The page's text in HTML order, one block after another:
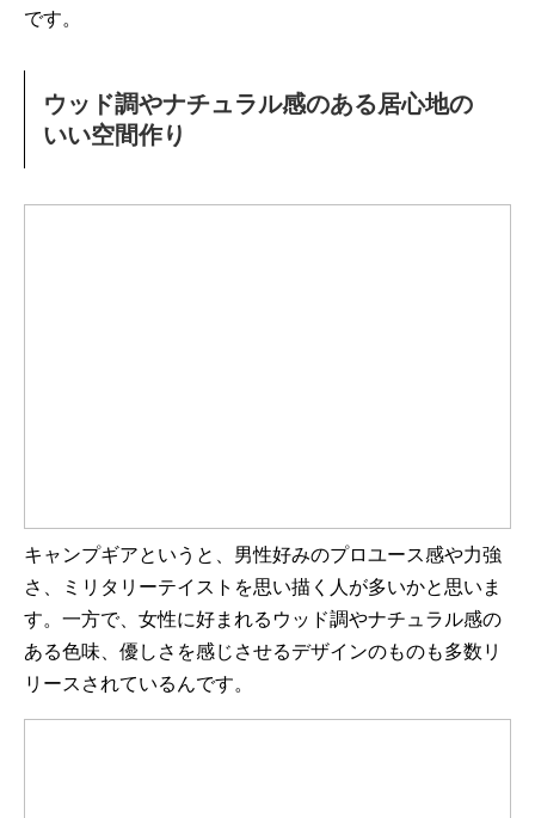
です。
ウッド調やナチュラル感のある居心地の
いい空間作り
キャンプギアというと、男性好みのプロユース感や力強
さ、ミリタリーテイストを思い描く人が多いかと思いま
す。一方で、女性に好まれるウッド調やナチュラル感の
ある色味、優しさを感じさせるデザインのものも多数リ
リースされているんです。